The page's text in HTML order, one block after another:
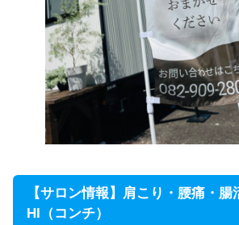
【サロン情報】肩こり・腰痛・
HI（コンチ）